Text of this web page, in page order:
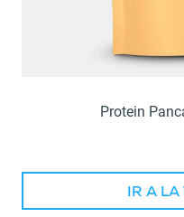
Protein
IR A LA